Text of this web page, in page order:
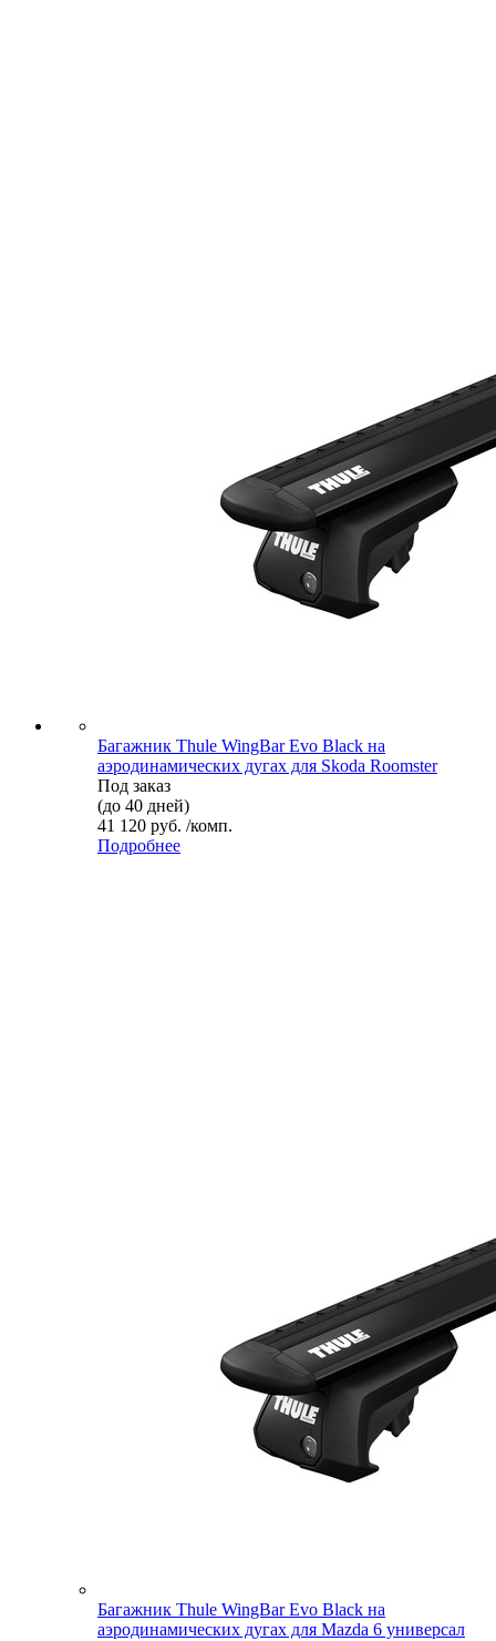
Багажник Thule WingBar Evo Black на
аэродинамических дугах для Skoda Roomster
Под заказ
(до 40 дней)
41 120 руб. /комп.
Подробнее
Багажник Thule WingBar Evo Black на
аэродинамических дугах для Mazda 6 универсал